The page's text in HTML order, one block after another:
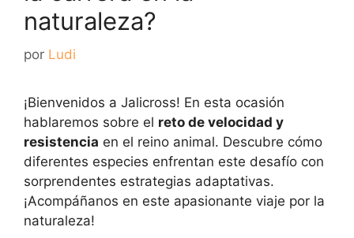
naturaleza?
por Ludi
¡Bienvenidos a Jalicross! En esta ocasión
hablaremos sobre el reto de velocidad y
resistencia en el reino animal. Descubre cómo
diferentes especies enfrentan este desafío con
sorprendentes estrategias adaptativas.
¡Acompáñanos en este apasionante viaje por la
naturaleza!